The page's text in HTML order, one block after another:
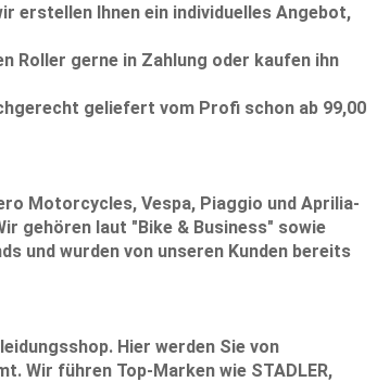
erstellen Ihnen ein individuelles Angebot,
Roller gerne in Zahlung oder kaufen ihn
geliefert vom Profi schon ab 99,00
Motorcycles, Vespa, Piaggio und Aprilia-
gehören laut "Bike & Business" sowie
und wurden von unseren Kunden bereits
Hier werden Sie von
Wir führen Top-Marken wie STADLER,